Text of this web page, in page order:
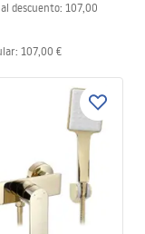
descuento: 107,00
: 107,00 €